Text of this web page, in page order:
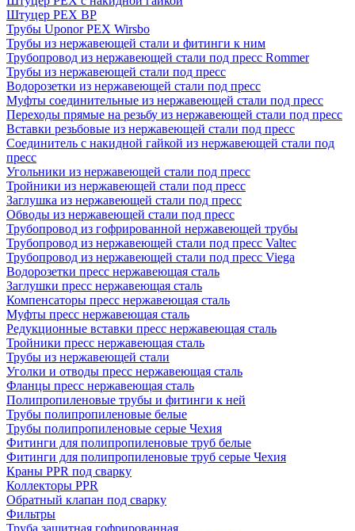
Штуцер PEX ВР
Трубы Uponor PEX Wirsbo
Трубы из нержавеющей стали и фитинги к ним
Трубопровод из нержавеющей стали под пресс Rommer
Трубы из нержавеющей стали под пресс
Водорозетки из нержавеющей стали под пресс
Муфты соединительные из нержавеющей стали под пресс
Переходы прямые на резьбу из нержавеющей стали под пресс
Вставки резьбовые из нержавеющей стали под пресс
Соединитель с накидной гайкой из нержавеющей стали под
пресс
Угольники из нержавеющей стали под пресс
Тройники из нержавеющей стали под пресс
Заглушка из нержавеющей стали под пресс
Обводы из нержавеющей стали под пресс
Трубопровод из гофрированной нержавеющей трубы
Трубопровод из нержавеющей стали под пресс Valtec
Трубопровод из нержавеющей стали под пресс Viega
Водорозетки пресс нержавеющая сталь
Заглушки пресс нержавеющая сталь
Компенсаторы пресс нержавеющая сталь
Муфты пресс нержавеющая сталь
Редукционные вставки пресс нержавеющая сталь
Тройники пресс нержавеющая сталь
Трубы из нержавеющей стали
Уголки и отводы пресс нержавеющая сталь
Фланцы пресс нержавеющая сталь
Полипропиленовые трубы и фитинги к ней
Трубы полипропиленовые белые
Трубы полипропиленовые серые Чехия
Фитинги для полипропиленовые труб белые
Фитинги для полипропиленовые труб серые Чехия
Краны PPR под сварку
Коллекторы PPR
Обратный клапан под сварку
Фильтры
Труба защитная гофрированная